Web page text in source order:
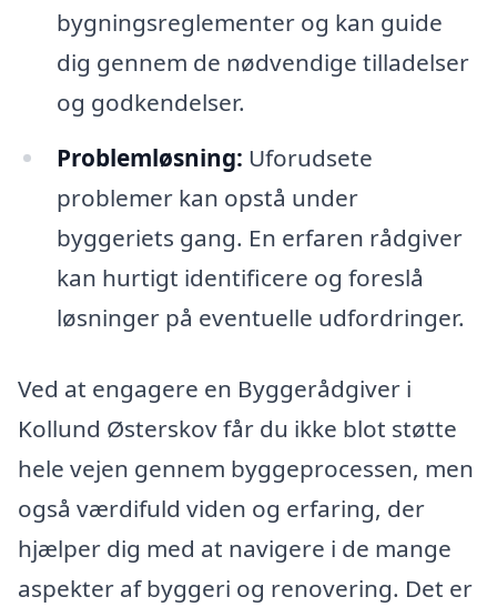
bygningsreglementer og kan guide
dig gennem de nødvendige tilladelser
og godkendelser.
Problemløsning: Uforudsete
problemer kan opstå under
byggeriets gang. En erfaren rådgiver
kan hurtigt identificere og foreslå
løsninger på eventuelle udfordringer.
Ved at engagere en Byggerådgiver i
Kollund Østerskov får du ikke blot støtte
hele vejen gennem byggeprocessen, men
også værdifuld viden og erfaring, der
hjælper dig med at navigere i de mange
aspekter af byggeri og renovering. Det er